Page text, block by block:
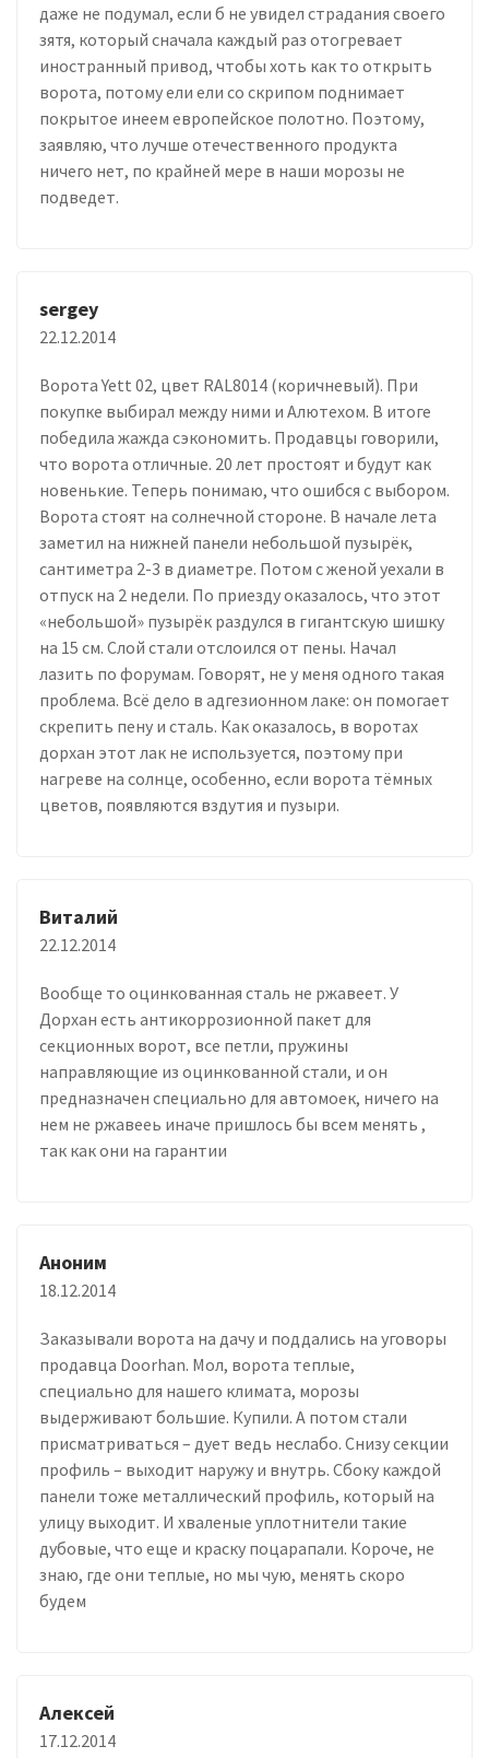
даже не подумал, если б не увидел страдания своего
зятя, который сначала каждый раз отогревает
иностранный привод, чтобы хоть как то открыть
ворота, потому ели ели со скрипом поднимает
покрытое инеем европейское полотно. Поэтому,
заявляю, что лучше отечественного продукта
ничего нет, по крайней мере в наши морозы не
подведет.
sergey
22.12.2014
Ворота Yett 02, цвет RAL8014 (коричневый). При
покупке выбирал между ними и Алютехом. В итоге
победила жажда сэкономить. Продавцы говорили,
что ворота отличные. 20 лет простоят и будут как
новенькие. Теперь понимаю, что ошибся с выбором.
Ворота стоят на солнечной стороне. В начале лета
заметил на нижней панели небольшой пузырёк,
сантиметра 2-3 в диаметре. Потом с женой уехали в
отпуск на 2 недели. По приезду оказалось, что этот
«небольшой» пузырёк раздулся в гигантскую шишку
на 15 см. Слой стали отслоился от пены. Начал
лазить по форумам. Говорят, не у меня одного такая
проблема. Всё дело в адгезионном лаке: он помогает
скрепить пену и сталь. Как оказалось, в воротах
дорхан этот лак не используется, поэтому при
нагреве на солнце, особенно, если ворота тёмных
цветов, появляются вздутия и пузыри.
Виталий
22.12.2014
Вообще то оцинкованная сталь не ржавеет. У
Дорхан есть антикоррозионной пакет для
секционных ворот, все петли, пружины
направляющие из оцинкованной стали, и он
предназначен специально для автомоек, ничего на
нем не ржавееь иначе пришлось бы всем менять ,
так как они на гарантии
Аноним
18.12.2014
Заказывали ворота на дачу и поддались на уговоры
продавца Doorhan. Мол, ворота теплые,
специально для нашего климата, морозы
выдерживают большие. Купили. А потом стали
присматриваться – дует ведь неслабо. Снизу секции
профиль – выходит наружу и внутрь. Сбоку каждой
панели тоже металлический профиль, который на
улицу выходит. И хваленые уплотнители такие
дубовые, что еще и краску поцарапали. Короче, не
знаю, где они теплые, но мы чую, менять скоро
будем
Алексей
17.12.2014